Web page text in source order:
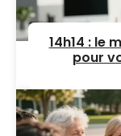
14h14 : le
pour